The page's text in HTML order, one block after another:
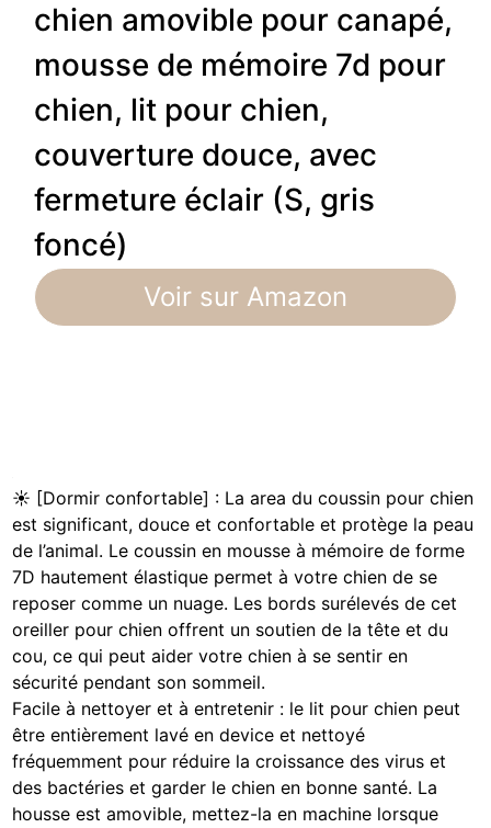
chien amovible pour canapé,
mousse de mémoire 7d pour
chien, lit pour chien,
couverture douce, avec
fermeture éclair (S, gris
foncé)
Voir sur Amazon
☀ [Dormir confortable] : La area du coussin pour chien
est significant, douce et confortable et protège la peau
de l’animal. Le coussin en mousse à mémoire de forme
7D hautement élastique permet à votre chien de se
reposer comme un nuage. Les bords surélevés de cet
oreiller pour chien offrent un soutien de la tête et du
cou, ce qui peut aider votre chien à se sentir en
sécurité pendant son sommeil.
Facile à nettoyer et à entretenir : le lit pour chien peut
être entièrement lavé en device et nettoyé
fréquemment pour réduire la croissance des virus et
des bactéries et garder le chien en bonne santé. La
housse est amovible, mettez-la en machine lorsque